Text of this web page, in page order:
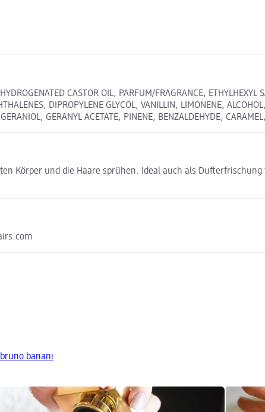
CASTOR OIL, PARFUM/FRAGRANCE, ETHYLHEXYL
DIPROPYLENE GLYCOL, VANILLIN, LIMONENE,
GERANYL ACETATE, PINENE, BENZALDEHYDE,
Körper und die Haare sprühen. Ideal auch als
banani